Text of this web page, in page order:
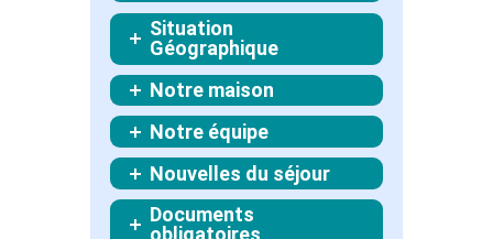
Situation
Géographique
Notre maison
Notre équipe
Nouvelles du séjour
Documents
obligatoires